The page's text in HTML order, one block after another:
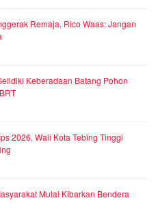
Remaja, Rico Waas: Jangan
Keberadaan Batang Pohon
2026, Wali Kota Tebing Tinggi
Mulai Kibarkan Bendera